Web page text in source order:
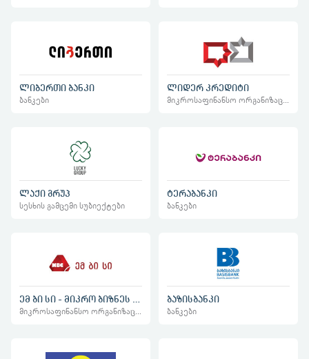
ლიბერთი ბანკი
ბანკები
ლიდერ კრედიტი
მიკროსაფინანსო ორგანიზაციები
ლაქი გრუპ
სესხის გამცემი სუბიექტები
ტერაბანკი
ბანკები
ბაზისბანკი
ბანკები